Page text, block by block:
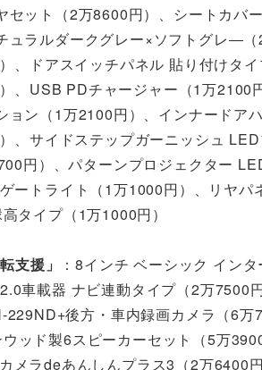
セット（2万8600円）、シートカバ
ュラルダークグレー×ソフトグレ―
、ドアスイッチパネル 貼り付けタ
）、USB PDチャージャー（1万
ョン（1万2100円）、インナードア
、サイドステップガーニッシュ
円）、パターンプロジェクター
ートライト（1万1000円）、リヤパ
タイプ（1万1000円）
支援」
：8インチ ベーシック イン
車載器 ナビ連動タイプ（2万7500
後方・車内録画カメラ（6万
ッド製6スピーカーセット（5万
メラdeあんしんプラス3（2万6400